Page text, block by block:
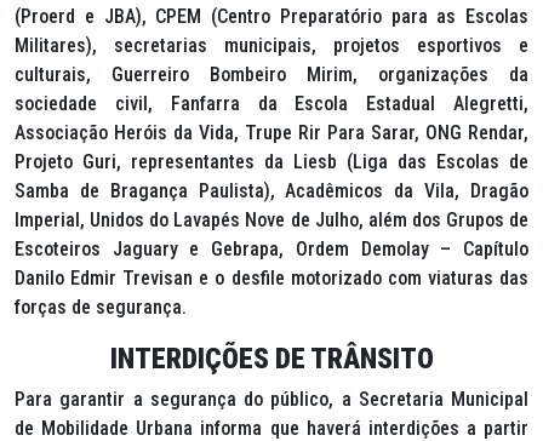
(Proerd e JBA), CPEM (Centro Preparatório para as Escolas
Militares), secretarias municipais, projetos esportivos e
culturais, Guerreiro Bombeiro Mirim, organizações da
sociedade civil, Fanfarra da Escola Estadual Alegretti,
Associação Heróis da Vida, Trupe Rir Para Sarar, ONG Rendar,
Projeto Guri, representantes da Liesb (Liga das Escolas de
Samba de Bragança Paulista), Acadêmicos da Vila, Dragão
Imperial, Unidos do Lavapés Nove de Julho, além dos Grupos de
Escoteiros Jaguary e Gebrapa, Ordem Demolay – Capítulo
Danilo Edmir Trevisan e o desfile motorizado com viaturas das
forças de segurança.
INTERDIÇÕES DE TRÂNSITO
Para garantir a segurança do público, a Secretaria Municipal
de Mobilidade Urbana informa que haverá interdições a partir